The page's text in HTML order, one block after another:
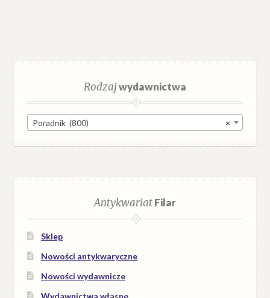
Rodzajwydawnictwa
×
Poradnik (800)
AntykwariatFilar
Sklep
Nowości antykwaryczne
Nowości wydawnicze
Wydawnictwa własne